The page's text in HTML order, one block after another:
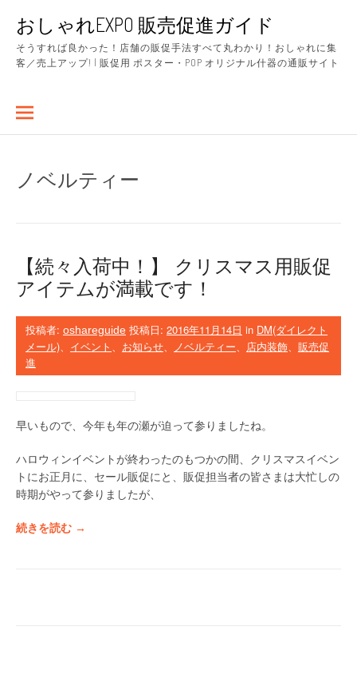
ッ
おしゃれEXPO 販売促進ガイド
そうすれば良かった！店舗の販促手法すべて丸わかり！おしゃれに集
客／売上アップ! | 販促用 ポスター・POP オリジナル什器の通販サイト
ノベルティー
【続々入荷中！】 クリスマス用販促
アイテムが満載です！
投稿者: oshareguide 投稿日: 2016年11月14日 in DM(ダイレクト
メール)、 イベント 、 お知らせ、 ノベルティー、 店内装飾、 販売促
進
早いもので、今年も年の瀬が迫って参りましたね。
ハロウィンイベントが終わったのもつかの間、クリスマスイベン
トにお正月に、セール販促にと、販促担当者の皆さまは大忙しの
時期がやって参りましたが、
続きを読む “→